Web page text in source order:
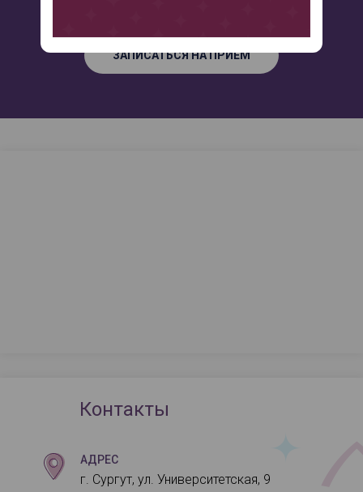
ЗАПИСАТЬСЯ НА ПРИЕМ
Контакты
АДРЕС
г. Сургут, ул. Университетская, 9